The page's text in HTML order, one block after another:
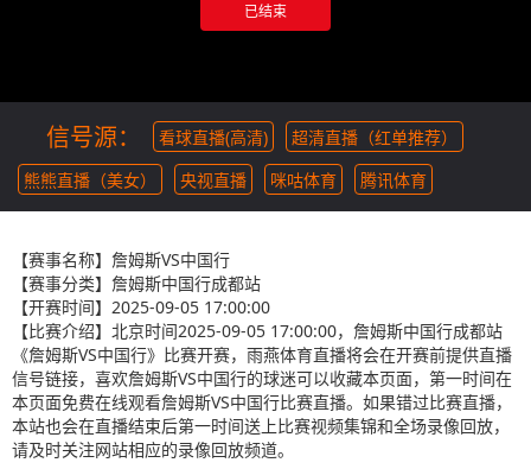
已结束
信号源： 看球直播(高清)
超清直播（红单推荐）
熊熊直播（美女）
央视直播 咪咕体育 腾讯体育
【赛事名称】 詹姆斯VS中国行
【赛事分类】 詹姆斯中国行成都站
【开赛时间】 2025-09-05 17:00:00
【比赛介绍】 北京时间2025-09-05 17:00:00，詹姆斯中国行成都站
《詹姆斯VS中国行》比赛开赛，雨燕体育直播将会在开赛前提供直播
信号链接，喜欢詹姆斯VS中国行的球迷可以收藏本页面，第一时间在
本页面免费在线观看詹姆斯VS中国行比赛直播。如果错过比赛直播，
本站也会在直播结束后第一时间送上比赛视频集锦和全场录像回放，
请及时关注网站相应的录像回放频道。